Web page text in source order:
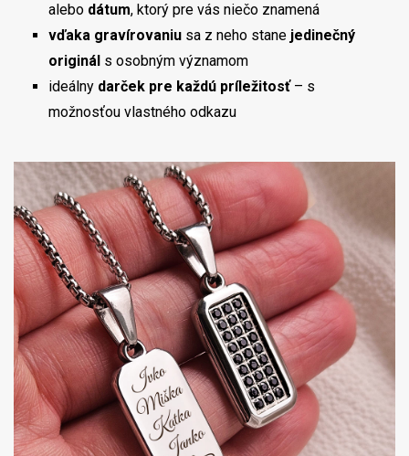
alebo dátum, ktorý pre vás niečo znamená
vďaka gravírovaniu sa z neho stane jedinečný
originál s osobným významom
ideálny darček pre každú príležitosť– s
možnosťou vlastného odkazu